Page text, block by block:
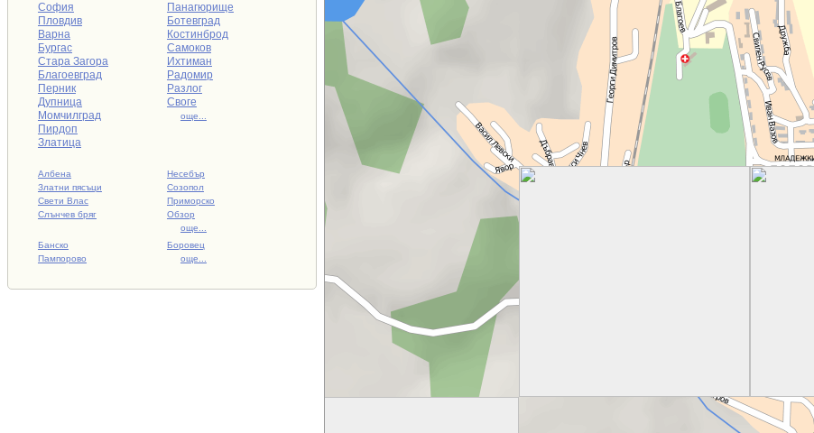
София
Пловдив
Варна
Бургас
Стара Загора
Благоевград
Перник
Дупница
Момчилград
Пирдоп
Златица
Панагюрище
Ботевград
Костинброд
Самоков
Ихтиман
Радомир
Разлог
Своге
още...
Албена
Златни пясъци
Свети Влас
Слънчев бряг
Несебър
Созопол
Приморско
Обзор
още...
Банско
Пампорово
Боровец
още...